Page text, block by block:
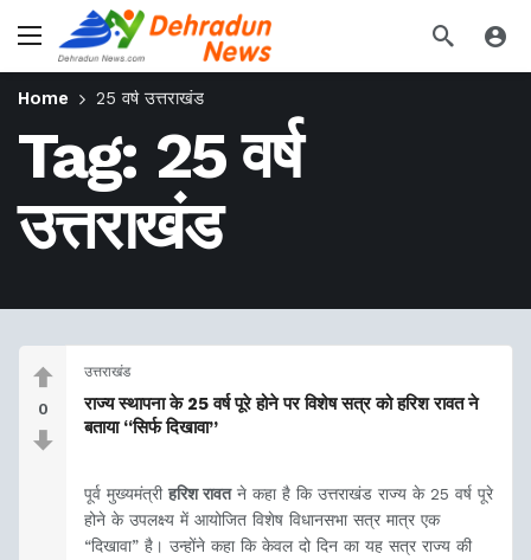
Home 25 वर्ष उत्तराखंड
Tag: 25 वर्ष
उत्तराखंड
0
उत्तराखंड
राज्य स्थापना के 25 वर्ष पूरे होने पर विशेष सत्र को हरिश रावत ने
बताया “सिर्फ दिखावा”
पूर्व मुख्यमंत्रीहरिश रावतने कहा है कि उत्तराखंड राज्य के 25 वर्ष पूरे
होने के उपलक्ष्य में आयोजित विशेष विधानसभा सत्र मात्र एक
“दिखावा” है। उन्होंने कहा कि केवल दो दिन का यह सत्र राज्य की